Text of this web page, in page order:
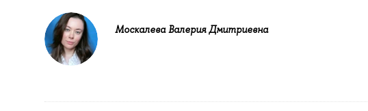
Москалева Валерия Дмитриевна